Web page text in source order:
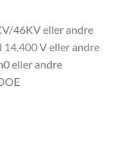
46KV eller andre
V eller andre
eller andre